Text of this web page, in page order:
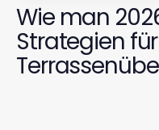
Wie man
Strategien